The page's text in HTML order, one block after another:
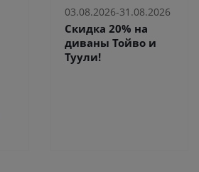
03.08.2026-31.08.2026
Скидка 20% на
диваны Тойво и
Туули!